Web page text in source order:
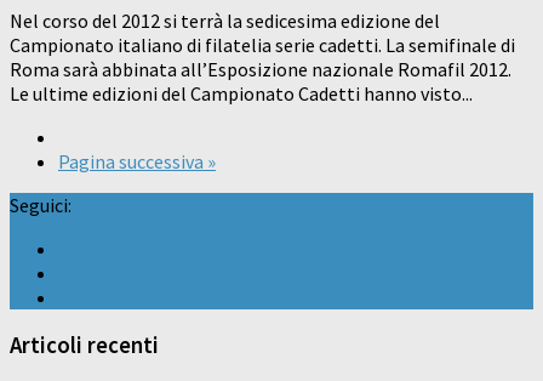
Nel corso del 2012 si terrà la sedicesima edizione del
Campionato italiano di filatelia serie cadetti. La semifinale di
Roma sarà abbinata all’Esposizione nazionale Romafil 2012.
Le ultime edizioni del Campionato Cadetti hanno visto...
Pagina successiva »
Seguici:
Articoli recenti